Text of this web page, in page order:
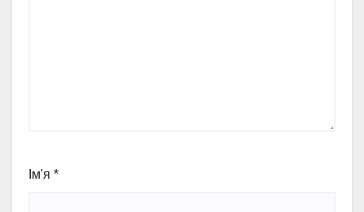
Ім'я *